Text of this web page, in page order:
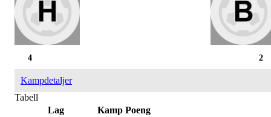
2
4
Kampdetaljer
Tabell
Lag
Kamp Poeng